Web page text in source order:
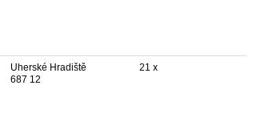
Uherské Hradiště
687 12
21 x